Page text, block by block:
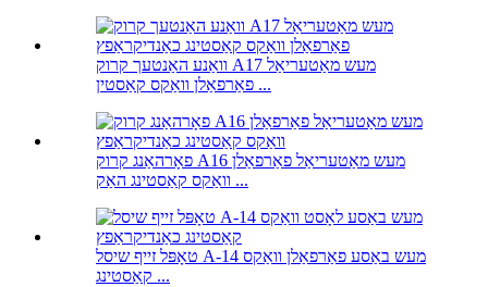
וואַנע האַנטעך קרוק A17 מעש מאַטעריאַל
פאַרפאַלן וואַקס קאַסטין ...
פאָרהאַנג קרוק A16 מעש מאַטעריאַל פאַרפאַלן
וואַקס קאַסטינג האַק ...
טאָפּל זייף שיסל A-14 מעש באַסע פאַרפאַלן וואַקס
קאַסטינג ...